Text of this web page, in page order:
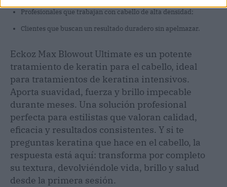
Profesionales que trabajan con cabello de alta densidad;
Clientes que buscan un resultado duradero sin apelmazar.
Eckoz Max Blowout Ultimate es un potente
tratamiento de keratin para el cabello, ideal
para tratamientos de keratina intensivos.
Aporta suavidad, fuerza y brillo impecable
durante meses. Una solución profesional
perfecta para estilistas que valoran calidad,
eficacia y resultados consistentes. Y si te
preguntas keratina que hace en el cabello, la
respuesta está aquí: transforma por completo
su textura, devolviéndole vida, brillo y salud
desde la primera sesión.